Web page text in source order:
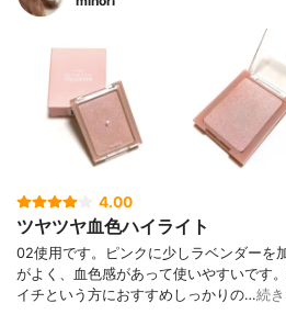
4.00
ツヤツヤ血色ハイライト
02使用です。ピンクに少しラベンダーを
がよく、血色感があって使いやすいです
イチという方におすすめしっかりの…続